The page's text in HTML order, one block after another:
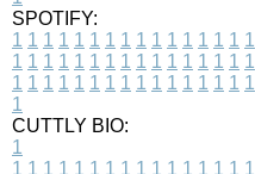
SPOTIFY:
1 1 1 1 1 1 1 1 1 1 1 1 1 1 1 1
1 1 1 1 1 1 1 1 1 1 1 1 1 1 1 1
1 1 1 1 1 1 1 1 1 1 1 1 1 1 1 1
1
CUTTLY BIO:
1
1 1 1 1 1 1 1 1 1 1 1 1 1 1 1 1